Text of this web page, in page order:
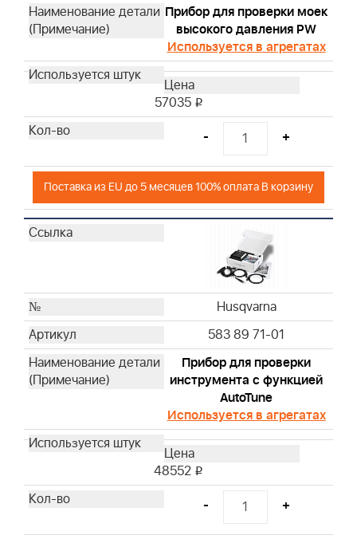
Husqvarna
Husqvarna
Husqvarna
Husqvarna
Husqvarna
Husqvarna
Husqvarna
Husqvarna
Husqvarna
Husqvarna
Husqvarna
Husqvarna
Husqvarna
Husqvarna
Husqvarna
Husqvarna
Husqvarna
Husqvarna
Husqvarna
Husqvarna
Husqvarna
Прибор для проверки моек
высокого давления PW
Используется в агрегатах
57035 i
- +
Поставка из EU до 5 месяцев 100% оплата В корзину
Husqvarna
583 89 71-01
Прибор для проверки
инструмента с функцией
AutoTune
Используется в агрегатах
48552 i
- +